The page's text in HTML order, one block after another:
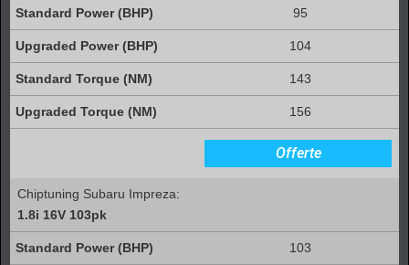
95
104
143
156
Offerte
Chiptuning Subaru Impreza:
1.8i 16V 103pk
103